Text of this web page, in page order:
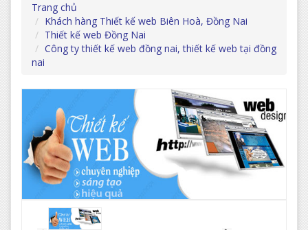
Trang chủ
Khách hàng Thiết kế web Biên Hoà, Đồng Nai
Thiết kế web Đồng Nai
Công ty thiết kế web đồng nai, thiết kế web tại đồng
nai